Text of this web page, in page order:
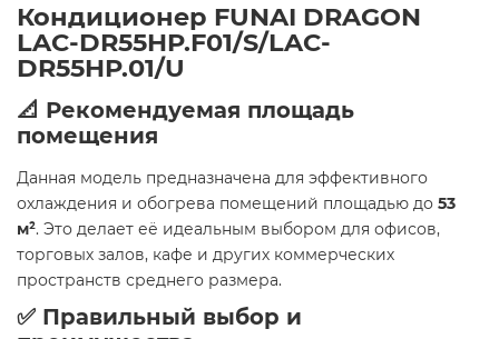
Кондиционер FUNAI DRAGON
LAC-DR55HP.F01/S/LAC-
DR55HP.01/U
📐 Рекомендуемая площадь
помещения
Данная модель предназначена для эффективного
охлаждения и обогрева помещений площадью до 53
м². Это делает её идеальным выбором для офисов,
торговых залов, кафе и других коммерческих
пространств среднего размера.
✅ Правильный выбор и